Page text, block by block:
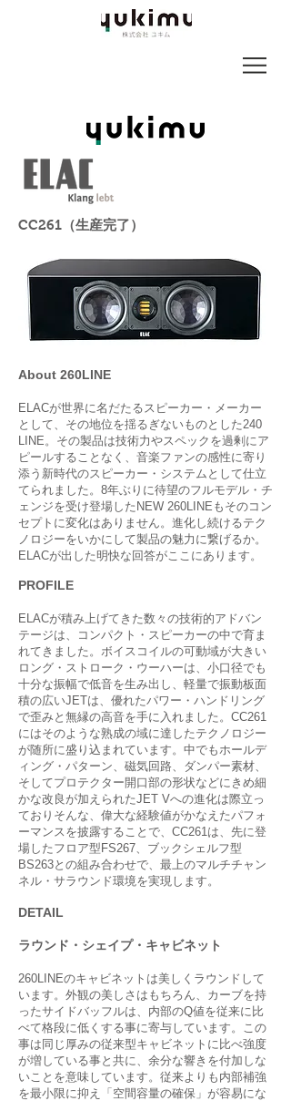
CC261 （生産完了）
About 260LINE
ELACが世界に名だたるスピーカー・メーカー
として、その地位を揺るぎないものとした240
LINE。その製品は技術力やスペックを過剰にア
ピールすることなく、音楽ファンの感性に寄り
添う新時代のスピーカー・システムとして仕立
てられました。8年ぶりに待望のフルモデル・チ
ェンジを受け登場したNEW 260LINEもそのコン
セプトに変化はありません。進化し続けるテク
ノロジーをいかにして製品の魅力に繋げるか。
ELACが出した明快な回答がここにあります。
PROFILE
ELACが積み上げてきた数々の技術的アドバン
テージは、コンパクト・スピーカーの中で育ま
れてきました。ボイスコイルの可動域が大きい
ロング・ストローク・ウーハーは、小口径でも
十分な振幅で低音を生み出し、軽量で振動板面
積の広いJETは、優れたパワー・ハンドリング
で歪みと無縁の高音を手に入れました。CC261
にはそのような熟成の域に達したテクノロジー
が随所に盛り込まれています。中でもホールデ
ィング・パターン、磁気回路、ダンパー素材、
そしてプロテクター開口部の形状などにきめ細
かな改良が加えられたJET Vへの進化は際立っ
ておりそんな、偉大な経験値がかなえたパフォ
ーマンスを披露することで、CC261は、先に登
場したフロア型FS267、ブックシェルフ型
BS263との組み合わせで、最上のマルチチャン
ネル・サラウンド環境を実現します。
DETAIL
ラウンド・シェイプ・キャビネット
260LINEのキャビネットは美しくラウンドして
います。外観の美しさはもちろん、カーブを持
ったサイドバッフルは、内部のQ値を従来に比
べて格段に低くする事に寄与しています。この
事は同じ厚みの従来型キャビネットに比べ強度
が増している事と共に、余分な響きを付加しな
いことを意味しています。従来よりも内部補強
を最小限に抑え「空間容量の確保」が容易にな